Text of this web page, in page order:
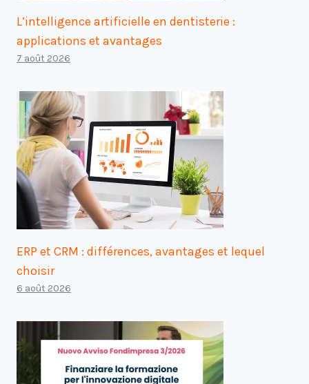
L’intelligence artificielle en dentisterie :
applications et avantages
7 août 2026
ERP et CRM : différences, avantages et lequel
choisir
6 août 2026